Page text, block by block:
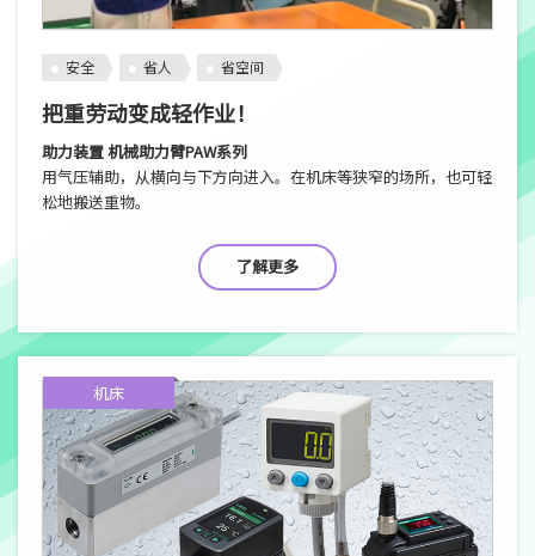
安全 省人 省空间
把重劳动变成轻作业！
助力装置 机械助力臂PAW系列
用气压辅助，从横向与下方向进入。在机床等狭窄的场所，也可轻
松地搬送重物。
了解更多
机床